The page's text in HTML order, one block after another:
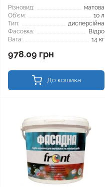
Різновид:
матова
Об'єм:
10 л
Тип:
дисперсійна
Фасовка:
Відро
Вага:
14 кг
978.09 грн
До кошика